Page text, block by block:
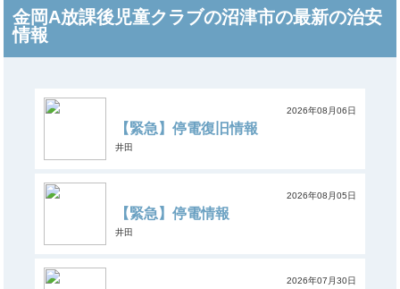
金岡A放課後児童クラブの沼津市の最新の治安
情報
2026年08月06日
【緊急】停電復旧情報
井田
2026年08月05日
【緊急】停電情報
井田
2026年07月30日